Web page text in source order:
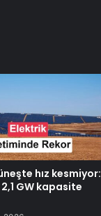
hız kesmiyor:
GW kapasite